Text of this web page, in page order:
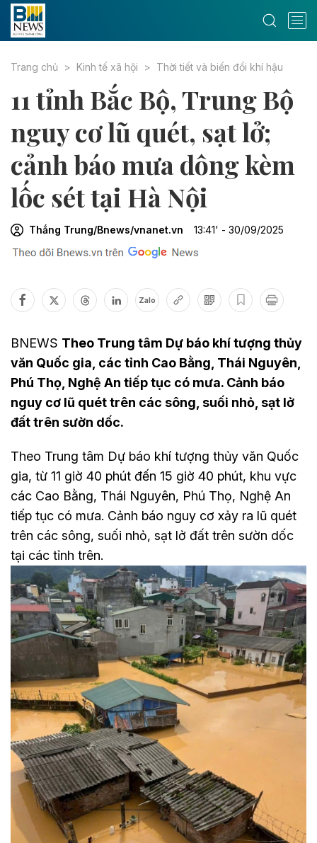
Trang chủ Kinh tế xã hội Thời tiết và biến đổi khí hậu
11 tỉnh Bắc Bộ, Trung Bộ
nguy cơ lũ quét, sạt lở;
cảnh báo mưa dông kèm
lốc sét tại Hà Nội
Thắng Trung/Bnews/vnanet.vn 13:41' - 30/09/2025
Zalo
BNEWS Theo Trung tâm Dự báo khí tượng thủy
văn Quốc gia, các tỉnh Cao Bằng, Thái Nguyên,
Phú Thọ, Nghệ An tiếp tục có mưa. Cảnh báo
nguy cơ lũ quét trên các sông, suối nhỏ, sạt lở
đất trên sườn dốc.
Theo Trung tâm Dự báo khí tượng thủy văn Quốc
gia, từ 11 giờ 40 phút đến 15 giờ 40 phút, khu vực
các Cao Bằng, Thái Nguyên, Phú Thọ, Nghệ An
tiếp tục có mưa. Cảnh báo nguy cơ xảy ra lũ quét
trên các sông, suối nhỏ, sạt lở đất trên sườn dốc
tại các tỉnh trên.